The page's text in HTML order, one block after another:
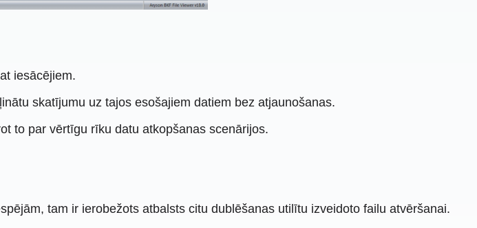
iesācējiem.
skatījumu uz tajos esošajiem datiem bez atjaunošanas.
to par vērtīgu rīku datu atkopšanas scenārijos.
tam ir ierobežots atbalsts citu dublēšanas utilītu izveidoto failu atvēršanai.